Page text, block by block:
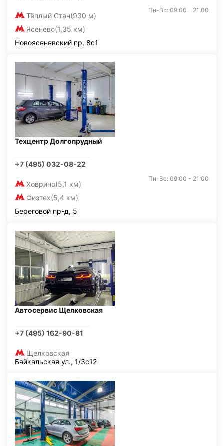
Тёплый Стан(930 м)
Ясенево(1,35 км)
Пн-Вс: 09:00 - 21:00
Новоясеневский пр, 8с1
Техцентр Долгопрудный
+7 (495) 032-08-22
Ховрино(5,1 км)
Физтех(5,4 км)
Пн-Вс: 09:00 - 21:00
Береговой пр-д, 5
Автосервис Щелковская
+7 (495) 162-90-81
Щелковская
Байкальская ул., 1/3с12